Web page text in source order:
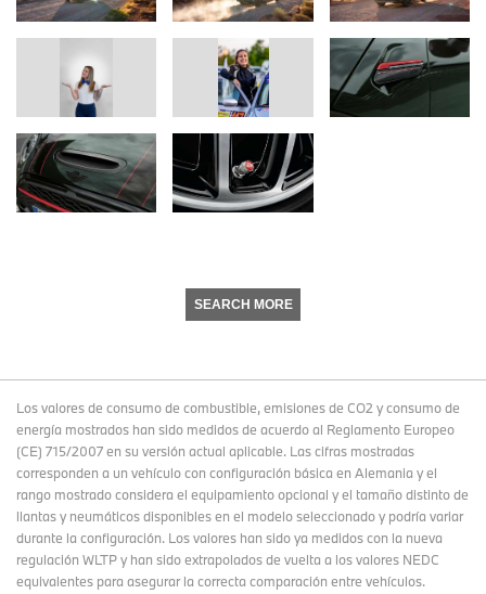
SEARCH MORE
Los valores de consumo de combustible, emisiones de CO2 y consumo de
energía mostrados han sido medidos de acuerdo al Reglamento Europeo
(CE) 715/2007 en su versión actual aplicable. Las cifras mostradas
corresponden a un vehículo con configuración básica en Alemania y el
rango mostrado considera el equipamiento opcional y el tamaño distinto de
llantas y neumáticos disponibles en el modelo seleccionado y podría variar
durante la configuración. Los valores han sido ya medidos con la nueva
regulación WLTP y han sido extrapolados de vuelta a los valores NEDC
equivalentes para asegurar la correcta comparación entre vehículos.